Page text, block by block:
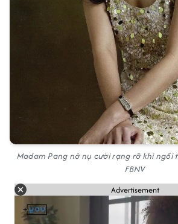
Madam Pang nở nụ cười rạng rỡ khi ngồi
FBNV
Advertisement